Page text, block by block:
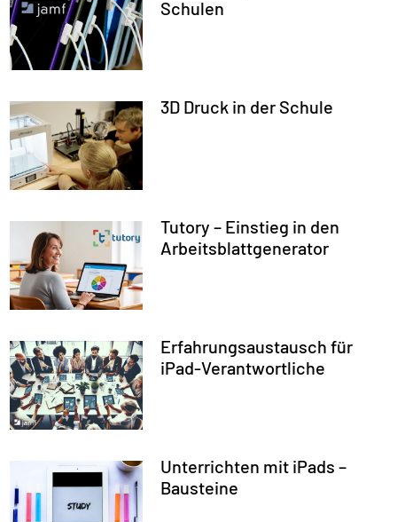
Schulen
3D Druck in der Schule
Tutory – Einstieg in den
Arbeitsblattgenerator
Erfahrungsaustausch für
iPad-Verantwortliche
Unterrichten mit iPads –
Bausteine